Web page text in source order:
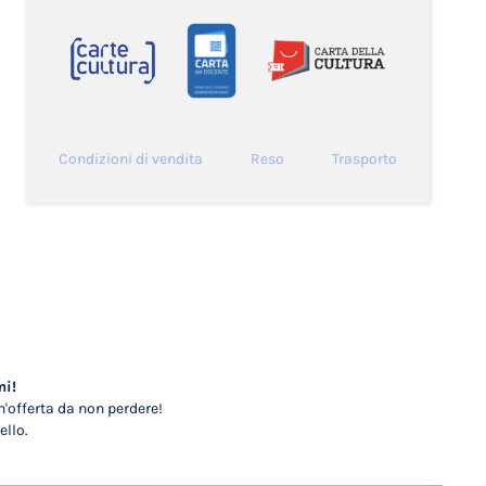
Condizioni di vendita Reso Trasporto
da non perdere!